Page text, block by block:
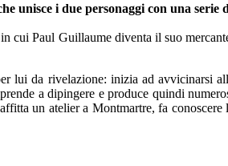
unisce i due personaggi con una serie
cui Paul Guillaume diventa il suo
lui da rivelazione: inizia ad avvicinarsi
a dipingere e produce quindi
un atelier a Montmartre, fa conoscere